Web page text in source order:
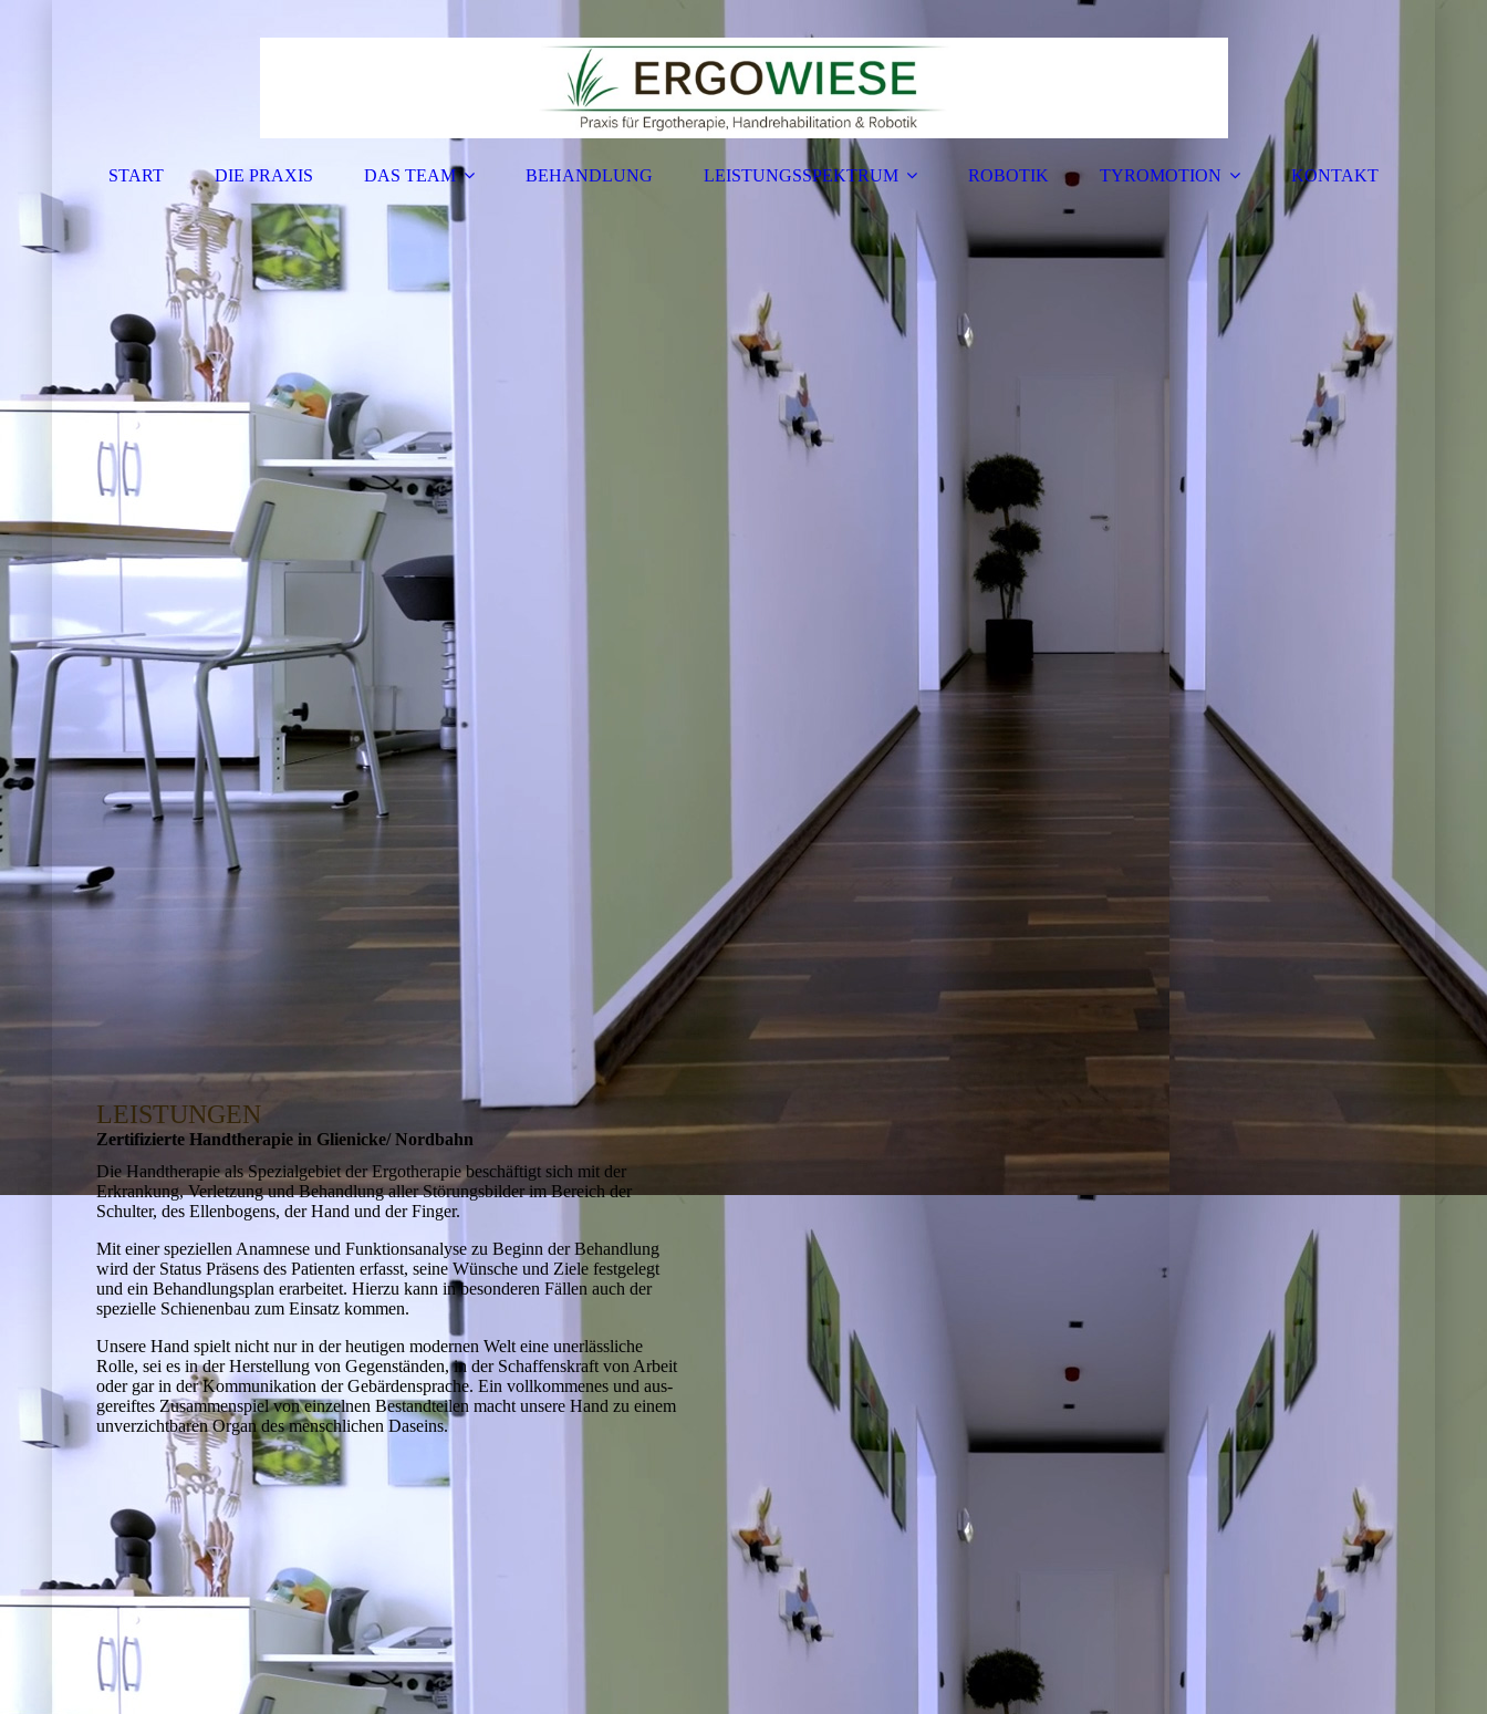
START DIE PRAXIS DAS TEAM BEHANDLUNG LEISTUNGSSPEKTRUM ROBOTIK TYROMOTION KONTAKT
LEISTUNGEN
Zertifi­zierte Hand­therapie in Glienicke/ Nordbahn
Die Handtherapie als Spezialgebiet der Ergotherapie beschäftigt sich mit der
Erkrankung, Verletzung und Behandlung aller Störungsbilder im Bereich der
Schulter, des Ellenbogens, der Hand und der Finger.
Mit einer speziellen Anamnese und Funktionsanalyse zu Beginn der Behandlung
wird der Status Präsens des Patienten erfasst, seine Wünsche und Ziele festgelegt
und ein Behandlungsplan erarbeitet. Hierzu kann in besonderen Fällen auch der
spezielle Schienenbau zum Einsatz kommen.
Unsere Hand spielt nicht nur in der heutigen moder­nen Welt eine unerlässliche
Rolle, sei es in der Her­stel­lung von Gegenständen, in der Schaffenskraft von Arbeit
oder gar in der Kommunikation der Gebärden­sprache. Ein vollkommenes und aus­
gereif­tes Zusammenspiel von einzelnen Bestandteilen macht unsere Hand zu einem
unverzichtbaren Organ des menschlichen Daseins.